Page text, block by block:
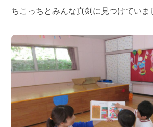
ちこっちとみんな真剣に見つけていま